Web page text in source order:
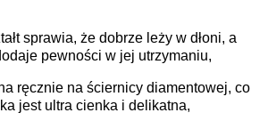
sprawia, że dobrze leży w dłoni, a
pewności w jej utrzymaniu,
ręcznie na ściernicy diamentowej, co
jest ultra cienka i delikatna,